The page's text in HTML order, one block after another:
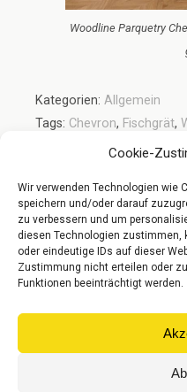
Cookie-
Wir verwenden Technologien wie
speichern und/oder darauf
zu verbessern und um
diesen Technologien zustimmen,
oder eindeutige IDs auf dieser
Zustimmung nicht erteilen oder
Funktionen beeinträchtigt werden.
Woodline Parquetry
Kategorien: Allgemein
Tags: Chevron, Fischgrät,
Vorheriger Beitrag
Koelnparkett Echtholz
Landhausdielen
Mobil